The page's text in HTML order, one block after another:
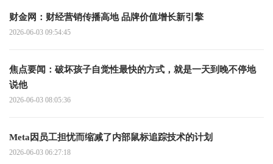
财金网：财经营销传播高地 品牌价值增长新引擎
2026-06-03 09:54:45
焦点要闻：破坏孩子自觉性最快的方式，就是一天到晚不停地
说他
2026-06-03 08:05:36
Meta因员工担忧而缩减了内部鼠标追踪技术的计划
2026-06-03 06:27:18